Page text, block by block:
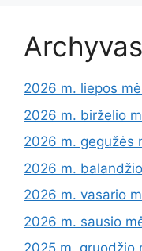
Archyvas
2026 m. liepos
2026 m. birželio
2026 m. gegužės
2026 m.
2026 m. vasario
2026 m. sausio